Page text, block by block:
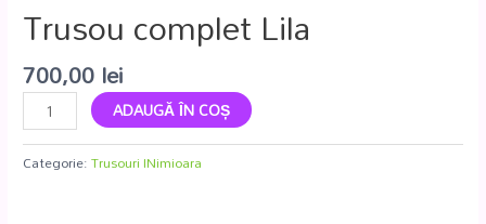
Trusou complet Lila
700,00 lei
ADAUGĂ ÎN COȘ
Categorie:Trusouri INimioara